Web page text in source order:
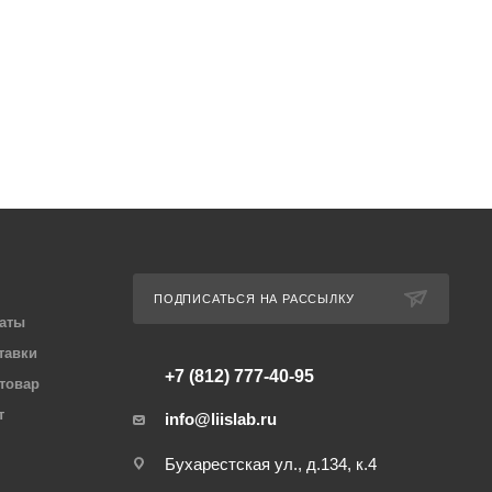
ПОДПИСАТЬСЯ НА РАССЫЛКУ
+7 (812) 777-40-95
info@liislab.ru
Бухарестская ул., д.134, к.4